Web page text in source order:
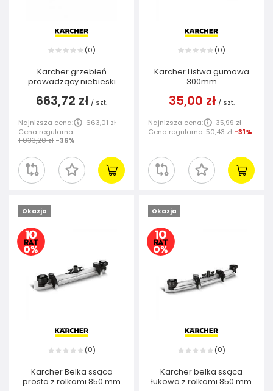
(0)
Karcher grzebień
prowadzący niebieski
663,72 zł / szt.
Najniższa cena:
663,01 zł
Cena regularna:
1 033,20 zł -36%
(0)
Karcher Listwa gumowa
300mm
35,00 zł / szt.
Najniższa cena:
35,99 zł
Cena regularna:50,43 zł -31%
Okazja
(0)
Karcher Belka ssąca
prosta z rolkami 850 mm
Okazja
(0)
Karcher belka ssąca
łukowa z rolkami 850 mm